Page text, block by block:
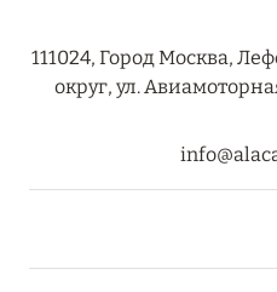
111024, Город Москва,
округ, ул.